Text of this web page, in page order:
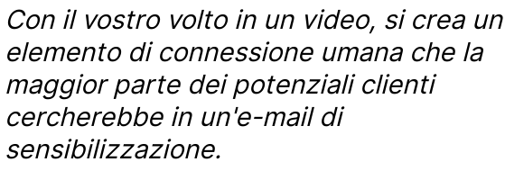
Con il vostro volto in un video, si crea un
elemento di connessione umana che la
maggior parte dei potenziali clienti
cercherebbe in un'e-mail di
sensibilizzazione.